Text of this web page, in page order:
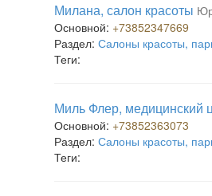
Милана, салон красоты
Основной: +73852347669
Раздел: Салоны красоты,
Теги:
Миль Флер, медицинский
Основной: +73852363073
Раздел: Салоны красоты,
Теги: